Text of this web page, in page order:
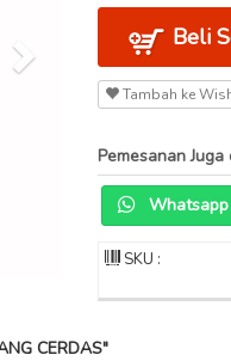
Beli
Tambah ke
Pemesanan
Whatsapp
SKU :
CERDAS"